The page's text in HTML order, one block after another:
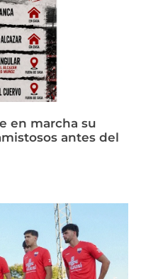
en marcha su
antes del